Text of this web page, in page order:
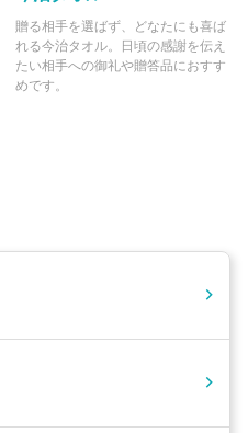
贈る相手を選ばず、どなたにも喜ば
れる今治タオル。日頃の感謝を伝え
たい相手への御礼や贈答品におすす
めです。